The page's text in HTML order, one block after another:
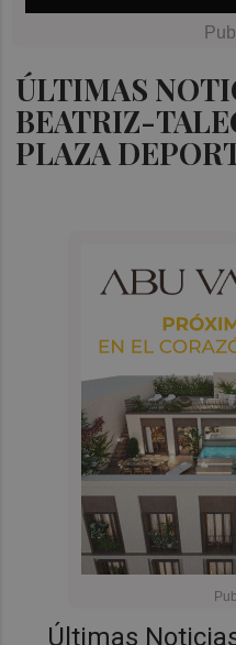
ÚLTIMAS
BEATRIZ-
PLAZA
Últimas